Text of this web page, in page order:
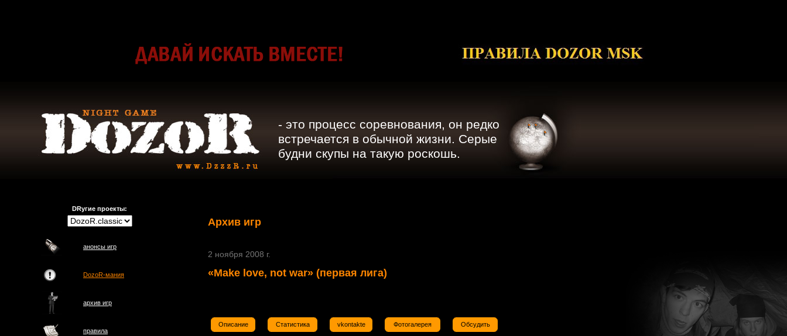
- это процесс соревнования, он редко
встречается в обычной жизни. Серые
будни скупы на такую роскошь.
DRугие проекты:
анонсы игр
DozoR-мания
архив игр
правила
Архив игр
2 ноября 2008 г.
«Make love, not war» (первая лига)
Описание Статистика vkontakte Фотогалерея Обсудить